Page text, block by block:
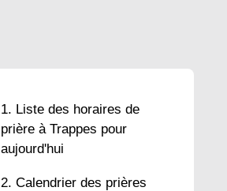
Liste des horaires de
prière à Trappes pour
aujourd'hui
Calendrier des prières